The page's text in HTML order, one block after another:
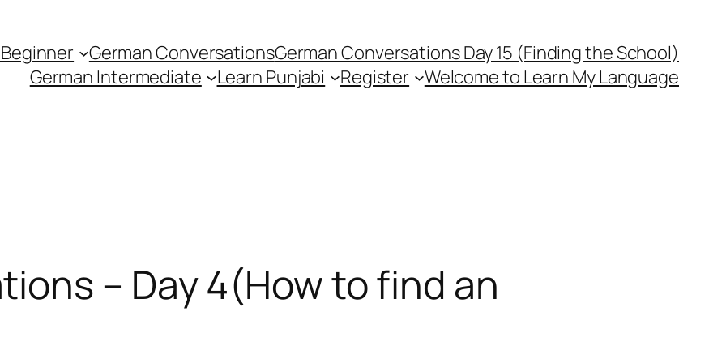
German ConversationsGerman Conversations Day 15 (Finding the School)
German Intermediate
Learn Punjabi Register Welcome to Learn My Language
– Day 4(How to find an